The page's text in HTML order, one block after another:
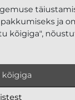
ja
kõigiga",